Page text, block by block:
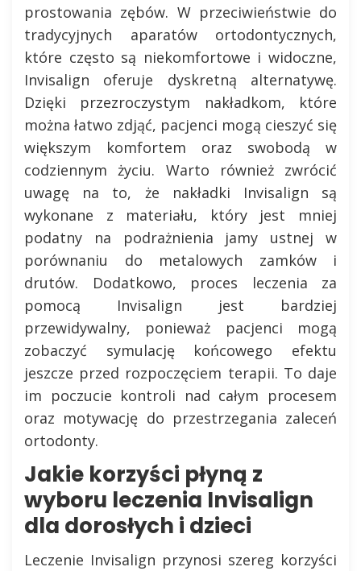
prostowania zębów. W przeciwieństwie do
tradycyjnych aparatów ortodontycznych,
które często są niekomfortowe i widoczne,
Invisalign oferuje dyskretną alternatywę.
Dzięki przezroczystym nakładkom, które
można łatwo zdjąć, pacjenci mogą cieszyć się
większym komfortem oraz swobodą w
codziennym życiu. Warto również zwrócić
uwagę na to, że nakładki Invisalign są
wykonane z materiału, który jest mniej
podatny na podrażnienia jamy ustnej w
porównaniu do metalowych zamków i
drutów. Dodatkowo, proces leczenia za
pomocą Invisalign jest bardziej
przewidywalny, ponieważ pacjenci mogą
zobaczyć symulację końcowego efektu
jeszcze przed rozpoczęciem terapii. To daje
im poczucie kontroli nad całym procesem
oraz motywację do przestrzegania zaleceń
ortodonty.
Jakie korzyści płyną z
wyboru leczenia Invisalign
dla dorosłych i dzieci
Leczenie Invisalign przynosi szereg korzyści